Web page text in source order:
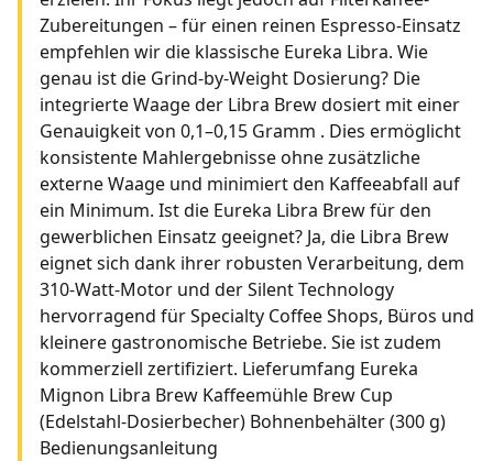
Zubereitungen – für einen reinen Espresso-Einsatz
empfehlen wir die klassische Eureka Libra. Wie
genau ist die Grind-by-Weight Dosierung? Die
integrierte Waage der Libra Brew dosiert mit einer
Genauigkeit von 0,1–0,15 Gramm . Dies ermöglicht
konsistente Mahlergebnisse ohne zusätzliche
externe Waage und minimiert den Kaffeeabfall auf
ein Minimum. Ist die Eureka Libra Brew für den
gewerblichen Einsatz geeignet? Ja, die Libra Brew
eignet sich dank ihrer robusten Verarbeitung, dem
310-Watt-Motor und der Silent Technology
hervorragend für Specialty Coffee Shops, Büros und
kleinere gastronomische Betriebe. Sie ist zudem
kommerziell zertifiziert. Lieferumfang Eureka
Mignon Libra Brew Kaffeemühle Brew Cup
(Edelstahl-Dosierbecher) Bohnenbehälter (300 g)
Bedienungsanleitung